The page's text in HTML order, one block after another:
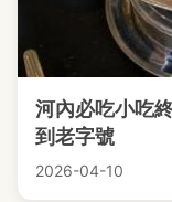
河內必吃小吃
到老字號
2026-04-10